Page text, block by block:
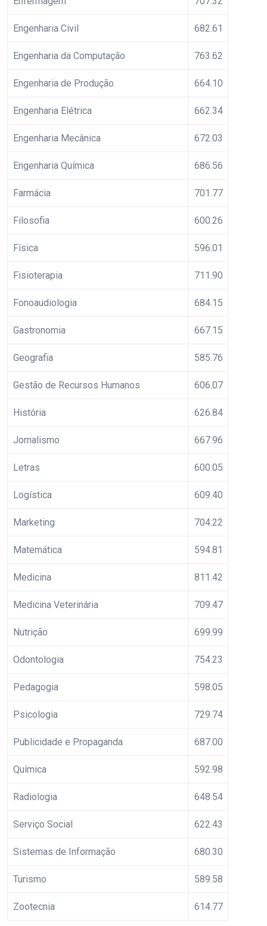
Engenharia Civil 682.61
Engenharia da Computação 763.62
Engenharia de Produção 664.10
Engenharia Elétrica 662.34
Engenharia Mecânica 672.03
Engenharia Química 686.56
Farmácia 701.77
Filosofia 600.26
Física 596.01
Fisioterapia 711.90
Fonoaudiologia 684.15
Gastronomia 667.15
Geografia 585.76
Gestão de Recursos Humanos 606.07
História 626.84
Jornalismo 667.96
Letras 600.05
Logística 609.40
Marketing 704.22
Matemática 594.81
Medicina 811.42
Medicina Veterinária 709.47
Nutrição 699.99
Odontologia 754.23
Pedagogia 598.05
Psicologia 729.74
Publicidade e Propaganda 687.00
Química 592.98
Radiologia 648.54
Serviço Social 622.43
Sistemas de Informação 680.30
Turismo 589.58
Zootecnia 614.77